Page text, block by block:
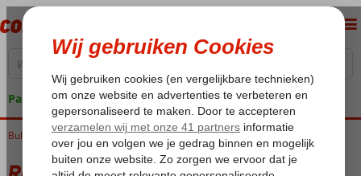
Pakketgarantie
Home
Bulgarije Zwarte Zee Sunny Beach Royal Sun Appartementen